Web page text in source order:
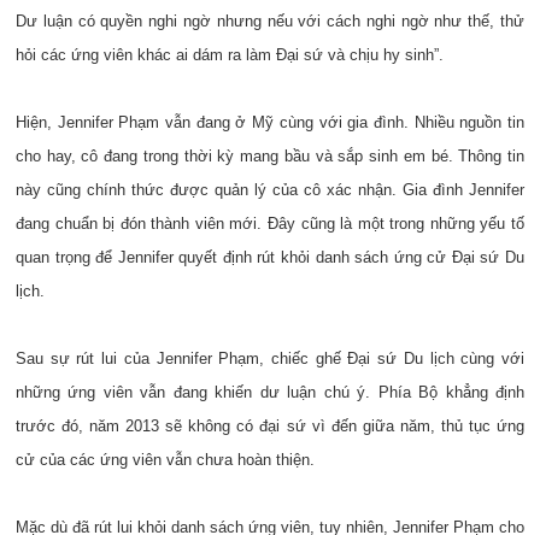
Dư luận có quyền nghi ngờ nhưng nếu với cách nghi ngờ như thế, thử
hỏi các ứng viên khác ai dám ra làm Đại sứ và chịu hy sinh”.
Hiện, Jennifer Phạm vẫn đang ở Mỹ cùng với gia đình. Nhiều nguồn tin
cho hay, cô đang trong thời kỳ mang bầu và sắp sinh em bé. Thông tin
này cũng chính thức được quản lý của cô xác nhận. Gia đình Jennifer
đang chuẩn bị đón thành viên mới. Đây cũng là một trong những yếu tố
quan trọng để Jennifer quyết định rút khỏi danh sách ứng cử Đại sứ Du
lịch.
Sau sự rút lui của Jennifer Phạm, chiếc ghế Đại sứ Du lịch cùng với
những ứng viên vẫn đang khiến dư luận chú ý. Phía Bộ khẳng định
trước đó, năm 2013 sẽ không có đại sứ vì đến giữa năm, thủ tục ứng
cử của các ứng viên vẫn chưa hoàn thiện.
Mặc dù đã rút lui khỏi danh sách ứng viên, tuy nhiên, Jennifer Phạm cho